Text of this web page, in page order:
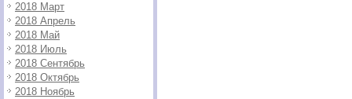
2018 Март
2018 Апрель
2018 Май
2018 Июль
2018 Сентябрь
2018 Октябрь
2018 Ноябрь